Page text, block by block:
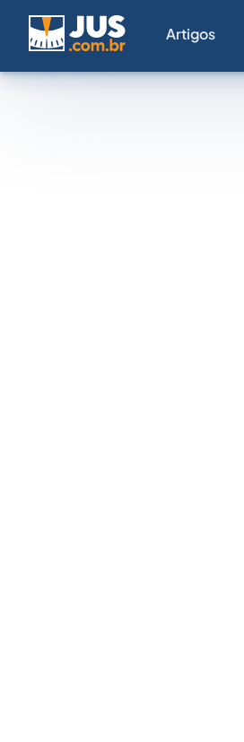
Artigos